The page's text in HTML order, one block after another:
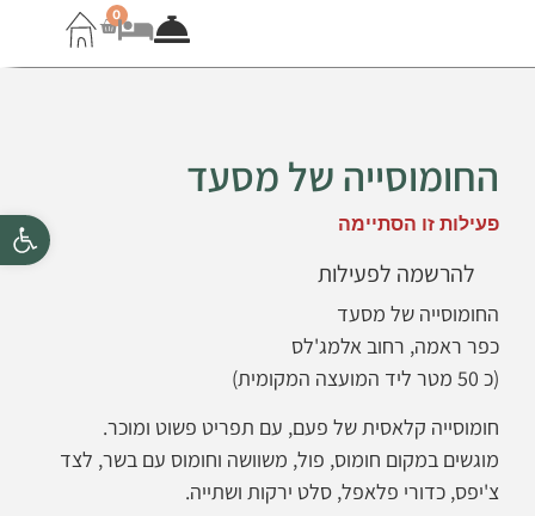
פתח
0
החומוסייה של מסעד
פעילות זו הסתיימה
להרשמה לפעילות
החומוסייה של מסעד
כפר ראמה, רחוב אלמג'לס
(כ 50 מטר ליד המועצה המקומית)
חומוסייה קלאסית של פעם, עם תפריט פשוט ומוכר.
מוגשים במקום חומוס, פול, משוושה וחומוס עם בשר, לצד
צ'יפס, כדורי פלאפל, סלט ירקות ושתייה.